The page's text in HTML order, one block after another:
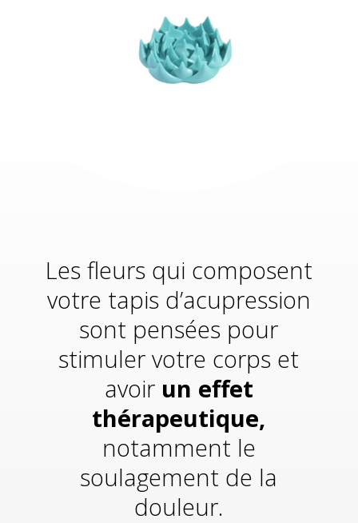
Les fleurs qui composent
votre tapis d’acupression
sont pensées pour
stimuler votre corps et
avoir un effet
thérapeutique,
notamment le
soulagement de la
douleur.